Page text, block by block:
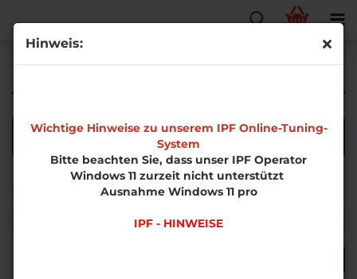
Hinweis:
Wichtige Hinweise zu unserem IPF Online-Tuning-
System
Bitte beachten Sie, dass unser IPF Operator
Windows 11 zurzeit nicht unterstützt
Ausnahme Windows 11 pro
IPF - HINWEISE
Die Suche ergab keine genauen Treffer.
Möchten Sie noch einmal suchen?